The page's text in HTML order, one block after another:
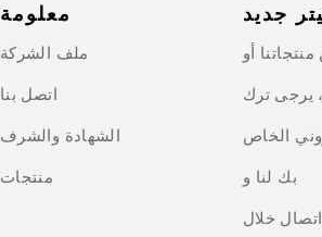
معلومة
ملف الشركة
اتصل بنا
الشهادة والشرف
منتجات
جديد
أو
يرجى ترك
الخاص
بك لنا و
خلال